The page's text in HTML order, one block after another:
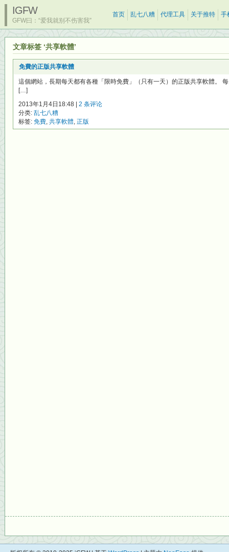
IGFW
GFW曰：“爱我就别不伤害我”
首页 乱七八糟 代理工具 关于推特 手
文章标签 ‘共享軟體’
免費的正版共享軟體
這個網站，長期每天都有各種「限時免費」（只有一天）的正版共享軟體。
[…]
2013年1月4日18:48 | 2 条评论
分类: 乱七八糟
标签: 免費, 共享軟體, 正版